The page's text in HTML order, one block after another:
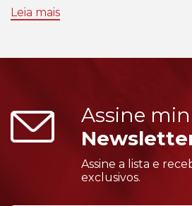
Leia mais
Assine
Assine a lista e
exclusivos.